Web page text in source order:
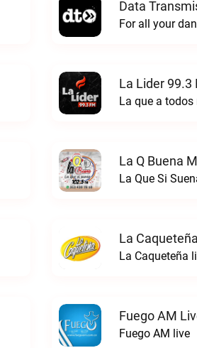
Data
La Lider 99.3
La que a
La Q Buena
La Que Si
La
La Caqueteña
Fuego AM
Fuego AM live